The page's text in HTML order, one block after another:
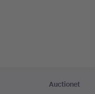
Auctionet